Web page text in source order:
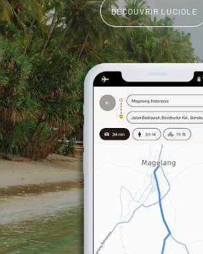
DÉCOUVRIR LUCIOLE